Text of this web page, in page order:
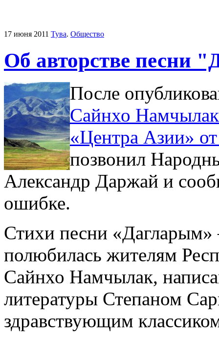
17 июня 2011 Тува. Общество
Об авторстве песни
После
Сайнхо
«Центра Азии»
позвонил
Александр Даржай и
ошибке.
Стихи песни «Дагларым»
полюбилась жителям
Сайнхо Намчылак,
литературы Степаном
здравствующим